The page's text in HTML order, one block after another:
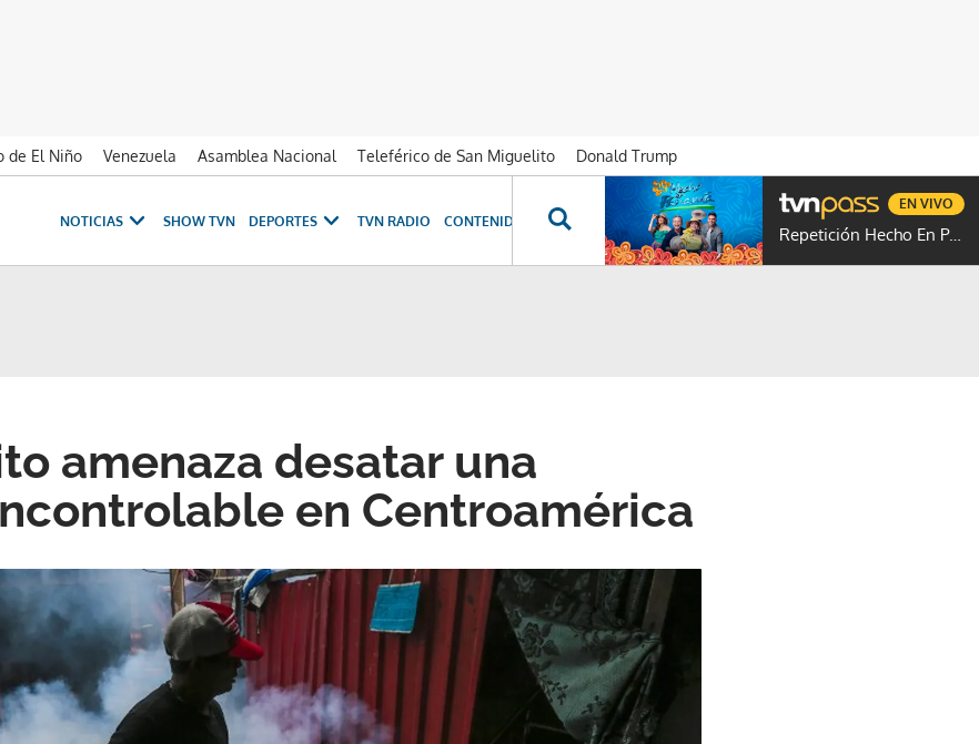
de El Niño Venezuela Asamblea Nacional Teleférico de San Miguelito
Donald Trump
NOTICIAS SHOW TVN DEPORTES TVN RADIO CONTENIDOS ESPECIALES NOVELAS PROGRAMAS GENTE TVN
Repetición Hecho En Panamá
EN VIVO
amenaza desatar una
en Centroamérica